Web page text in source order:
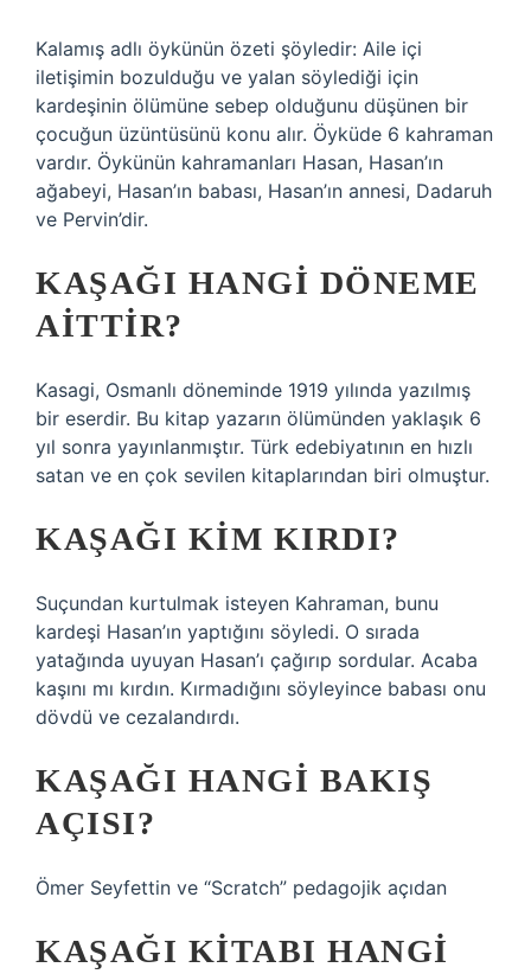
Kalamış adlı öykünün özeti şöyledir: Aile içi
iletişimin bozulduğu ve yalan söylediği için
kardeşinin ölümüne sebep olduğunu düşünen bir
çocuğun üzüntüsünü konu alır. Öyküde 6 kahraman
vardır. Öykünün kahramanları Hasan, Hasan’ın
ağabeyi, Hasan’ın babası, Hasan’ın annesi, Dadaruh
ve Pervin’dir.
KAŞAĞI HANGI DÖNEME
AITTIR?
Kasagi, Osmanlı döneminde 1919 yılında yazılmış
bir eserdir. Bu kitap yazarın ölümünden yaklaşık 6
yıl sonra yayınlanmıştır. Türk edebiyatının en hızlı
satan ve en çok sevilen kitaplarından biri olmuştur.
KAŞAĞI KIM KIRDI?
Suçundan kurtulmak isteyen Kahraman, bunu
kardeşi Hasan’ın yaptığını söyledi. O sırada
yatağında uyuyan Hasan’ı çağırıp sordular. Acaba
kaşını mı kırdın. Kırmadığını söyleyince babası onu
dövdü ve cezalandırdı.
KAŞAĞI HANGI BAKIŞ
AÇISI?
Ömer Seyfettin ve “Scratch” pedagojik açıdan
KAŞAĞI KITABI HANGI